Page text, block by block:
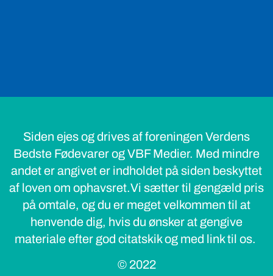
Bedste Fødevarer og VBF Medier. Med mindre
andet er angivet er indholdet på siden beskyttet
af loven om ophavsret.Vi sætter til gengæld pris
på omtale, og du er meget velkommen til at
henvende dig, hvis du ønsker at gengive
materiale efter god citatskik og med link til os.
© 2022